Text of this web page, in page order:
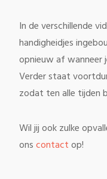
In de verschillende
handigheidjes
opnieuw af wanneer
Verder staat
zodat ten alle tijden
Wil jij ook zulke
onscontactop!